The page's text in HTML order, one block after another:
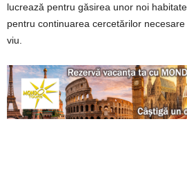
lucrează pentru găsirea unor noi
pentru continuarea cercetărilor
viu.